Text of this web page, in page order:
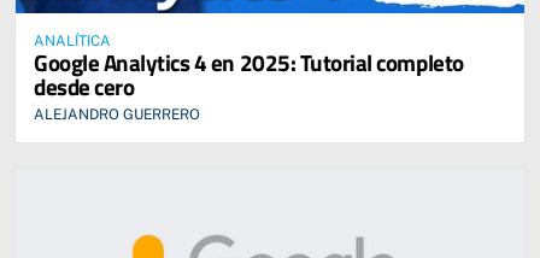
ANALÍTICA
Google Analytics 4 en 2025: Tutorial completo
desde cero
ALEJANDRO GUERRERO